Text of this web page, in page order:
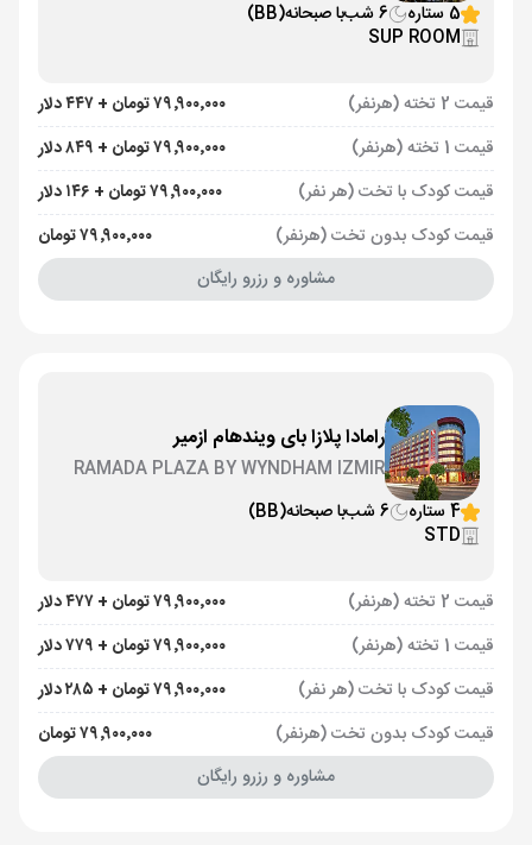
5 ستاره 6 شب با صبحانه(BB)
SUP ROOM
قیمت 2 تخته (هرنفر)
۷۹٬۹۰۰٬۰۰۰ تومان + ۴۴۷ دلار
قیمت 1 تخته (هرنفر)
۷۹٬۹۰۰٬۰۰۰ تومان + ۸۴۹ دلار
قیمت کودک با تخت (هر نفر)
۷۹٬۹۰۰٬۰۰۰ تومان + ۱۴۶ دلار
قیمت کودک بدون تخت (هرنفر)
۷۹٬۹۰۰٬۰۰۰ تومان
مشاوره و رزرو رایگان
رامادا پلازا بای ویندهام ازمیر
RAMADA PLAZA BY WYNDHAM IZMIR
4 ستاره
6 شب با صبحانه(BB)
STD
قیمت 2 تخته (هرنفر)
۷۹٬۹۰۰٬۰۰۰ تومان + ۴۷۷ دلار
قیمت 1 تخته (هرنفر)
۷۹٬۹۰۰٬۰۰۰ تومان + ۷۷۹ دلار
قیمت کودک با تخت (هر نفر)
۷۹٬۹۰۰٬۰۰۰ تومان + ۲۸۵ دلار
قیمت کودک بدون تخت (هرنفر)
۷۹٬۹۰۰٬۰۰۰ تومان
مشاوره و رزرو رایگان